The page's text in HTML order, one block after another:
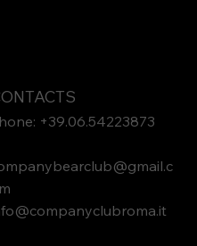
+39.06.54223873